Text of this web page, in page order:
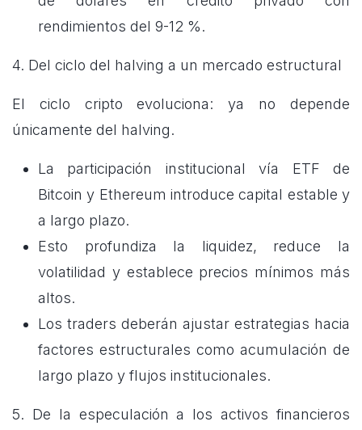
rendimientos del 9-12 %.
4. Del ciclo del halving a un mercado estructural
El ciclo cripto evoluciona: ya no depende
únicamente del halving.
La participación institucional vía ETF de
Bitcoin y Ethereum introduce capital estable y
a largo plazo.
Esto profundiza la liquidez, reduce la
volatilidad y establece precios mínimos más
altos.
Los traders deberán ajustar estrategias hacia
factores estructurales como acumulación de
largo plazo y flujos institucionales.
5. De la especulación a los activos financieros